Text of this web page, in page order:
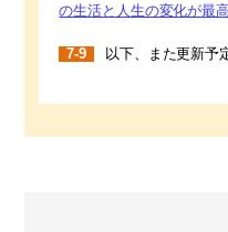
の生活と人生の変化が最
7-9 以下、また更新予